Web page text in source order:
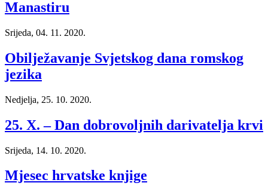
Manastiru
Srijeda, 04. 11. 2020.
Obilježavanje Svjetskog dana romskog
jezika
Nedjelja, 25. 10. 2020.
25. X. – Dan dobrovoljnih darivatelja krvi
Srijeda, 14. 10. 2020.
Mjesec hrvatske knjige